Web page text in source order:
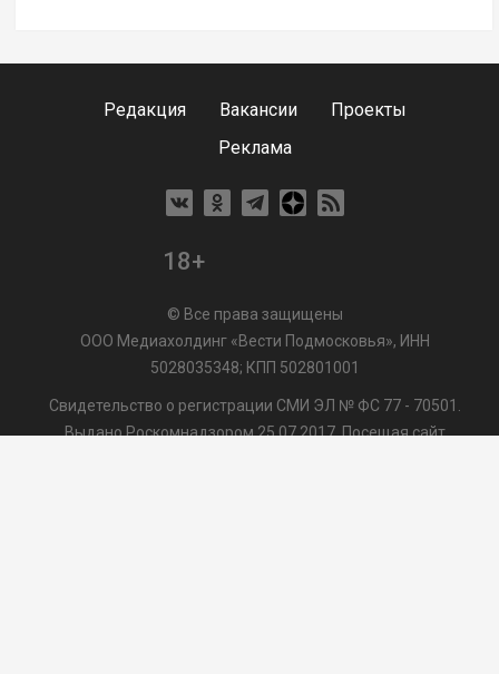
Редакция Вакансии
Проекты
Реклама
18+
© Все права защищены
ООО Медиахолдинг «Вести Подмосковья», ИНН
5028035348; КПП 502801001
Свидетельство о регистрации СМИ ЭЛ № ФС 77 - 70501.
Выдано Роскомнадзором 25.07.2017. Посещая сайт